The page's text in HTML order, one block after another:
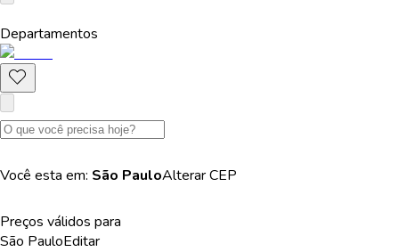
Departamentos
Você esta em: São PauloAlterarCEP
Preços válidos para
São PauloEditar